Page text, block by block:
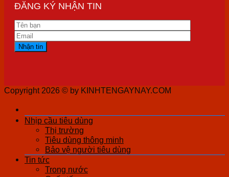
ĐĂNG KÝ NHẬN TIN
Copyright 2026 © by KINHTENGAYNAY.COM
Nhịp cầu tiêu dùng
Thị trường
Tiêu dùng thông minh
Bảo vệ người tiêu dùng
Tin tức
Trong nước